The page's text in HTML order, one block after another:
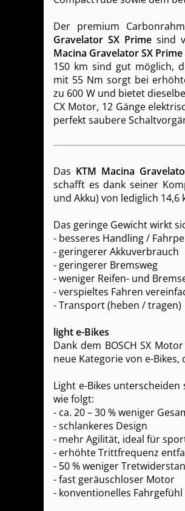
Der premium
Gravelator SX Prime sind
Macina Gravelator SX Prime
150 km sind gut möglich,
mit 55 Nm sorgt bei
zu 600 W und bietet
CX Motor, 12 Gänge
perfekt saubere
Das KTM Macina
schafft es dank seiner
und Akku) von lediglich 14,6
Das geringe Gewicht wirkt
- besseres Handling /
- geringerer Akkuverbrauch
- geringerer Bremsweg
- weniger Reifen- und
- verspieltes Fahren
- Transport (heben / tragen)
light e-Bikes
Dank dem BOSCH SX
neue Kategorie von e-Bikes,
Light e-Bikes unterscheiden
wie folgt:
- ca. 20 – 30 % weniger
- schlankeres Design
- mehr Agilität, ideal für
- erhöhte Trittfrequenz
- 50 % weniger
- fast geräuschloser Motor
- konventionelles Fahrgefühl